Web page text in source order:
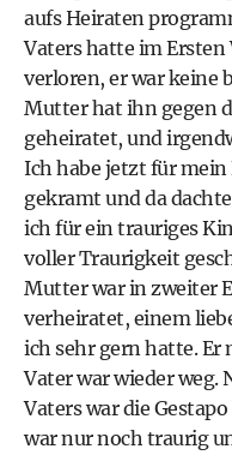
aufs Heiraten
Vaters hatte im
verloren, er war keine
Mutter hat ihn gegen
geheiratet, und
Ich habe jetzt für mein
gekramt und da
ich für ein trauriges
voller Traurigkeit
Mutter war in zweiter
verheiratet, einem
ich sehr gern hatte. Er
Vater war wieder weg.
Vaters war die
war nur noch traurig